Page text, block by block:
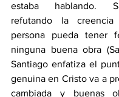
estaba hablando.
refutando la
persona pueda tener
ninguna buena obra
Santiago enfatiza el
genuina en Cristo va a
cambiada y buenas